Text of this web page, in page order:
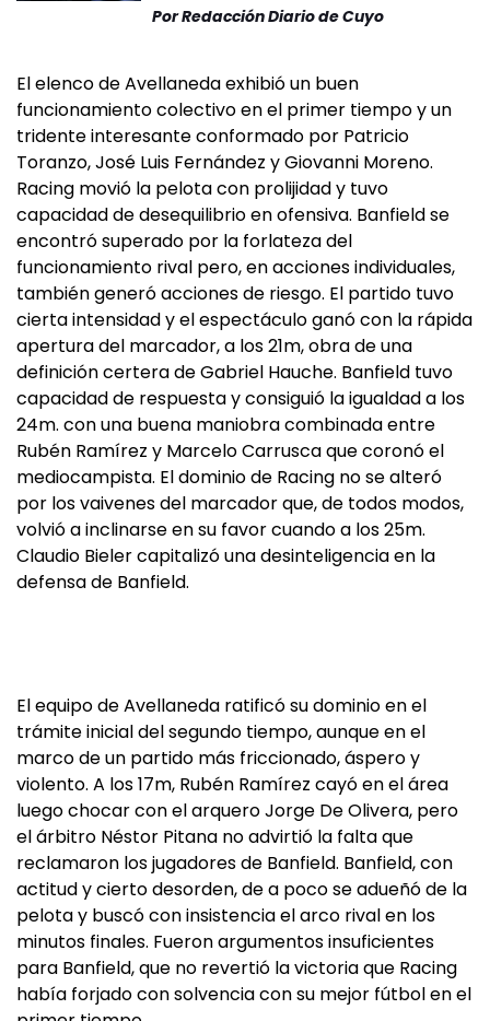
PorRedacción Diario de Cuyo
El elenco de Avellaneda exhibió un buen
funcionamiento colectivo en el primer tiempo y un
tridente interesante conformado por Patricio
Toranzo, José Luis Fernández y Giovanni Moreno.
Racing movió la pelota con prolijidad y tuvo
capacidad de desequilibrio en ofensiva. Banfield se
encontró superado por la forlateza del
funcionamiento rival pero, en acciones individuales,
también generó acciones de riesgo. El partido tuvo
cierta intensidad y el espectáculo ganó con la rápida
apertura del marcador, a los 21m, obra de una
definición certera de Gabriel Hauche. Banfield tuvo
capacidad de respuesta y consiguió la igualdad a los
24m. con una buena maniobra combinada entre
Rubén Ramírez y Marcelo Carrusca que coronó el
mediocampista. El dominio de Racing no se alteró
por los vaivenes del marcador que, de todos modos,
volvió a inclinarse en su favor cuando a los 25m.
Claudio Bieler capitalizó una desinteligencia en la
defensa de Banfield.
El equipo de Avellaneda ratificó su dominio en el
trámite inicial del segundo tiempo, aunque en el
marco de un partido más friccionado, áspero y
violento. A los 17m, Rubén Ramírez cayó en el área
luego chocar con el arquero Jorge De Olivera, pero
el árbitro Néstor Pitana no advirtió la falta que
reclamaron los jugadores de Banfield. Banfield, con
actitud y cierto desorden, de a poco se adueñó de la
pelota y buscó con insistencia el arco rival en los
minutos finales. Fueron argumentos insuficientes
para Banfield, que no revertió la victoria que Racing
había forjado con solvencia con su mejor fútbol en el